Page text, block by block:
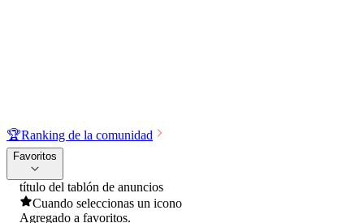
🏆Ranking de la comunidad
Favoritos
título del tablón de anuncios
Cuando seleccionas un icono
Agregado a favoritos.